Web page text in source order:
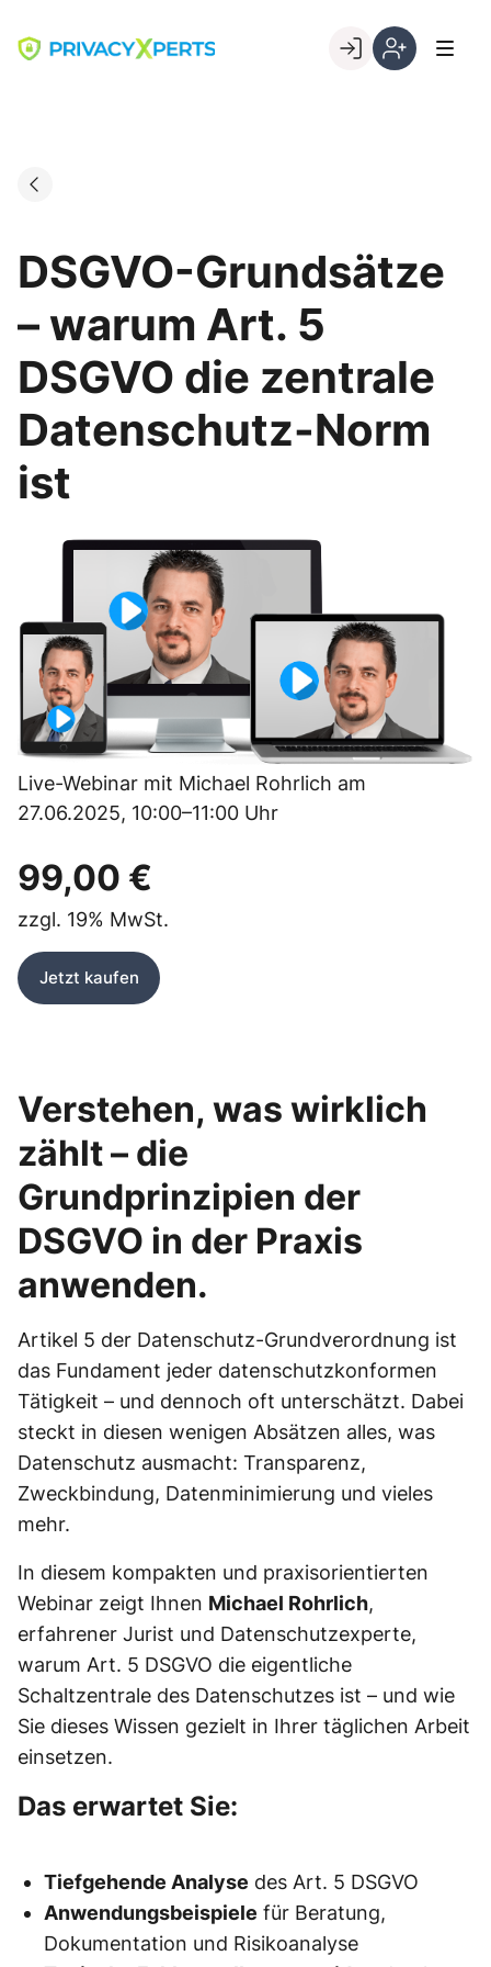
content
Go to landing page.
DSGVO-Grundsätze
– warum Art. 5
DSGVO die zentrale
Datenschutz-Norm
ist
Live-Webinar mit Michael Rohrlich am
27.06.2025, 10:00–11:00 Uhr
99,00 €
zzgl. 19% MwSt.
Jetzt kaufen
Verstehen, was wirklich
zählt – die
Grundprinzipien der
DSGVO in der Praxis
anwenden.
Artikel 5 der Datenschutz-Grundverordnung ist
das Fundament jeder datenschutzkonformen
Tätigkeit – und dennoch oft unterschätzt. Dabei
steckt in diesen wenigen Absätzen alles, was
Datenschutz ausmacht: Transparenz,
Zweckbindung, Datenminimierung und vieles
mehr.
In diesem kompakten und praxisorientierten
Webinar zeigt Ihnen Michael Rohrlich,
erfahrener Jurist und Datenschutzexperte,
warum Art. 5 DSGVO die eigentliche
Schaltzentrale des Datenschutzes ist – und wie
Sie dieses Wissen gezielt in Ihrer täglichen Arbeit
einsetzen.
Das erwartet Sie:
Tiefgehende Analyse des Art. 5 DSGVO
Anwendungsbeispiele für Beratung,
Dokumentation und Risikoanalyse